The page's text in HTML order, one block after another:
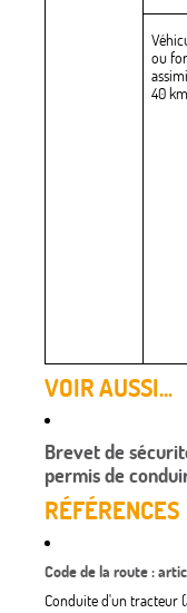
ou
40
VOIR AUSSI...
Brevet de
permis de
RÉFÉRENCES
Code de la route :
Conduite d'un tracteur